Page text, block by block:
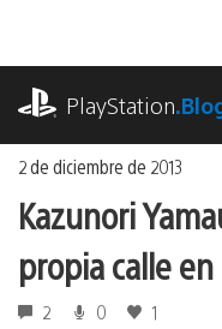
contenido
PlayStation
2 de diciembre de 2013
Kazunori
propia calle
2 0 1